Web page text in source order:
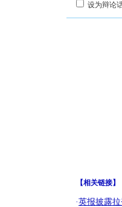
设为辩论
【相关链接】
·英报披露